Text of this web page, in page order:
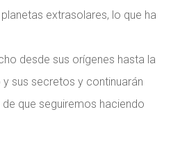
extrasolares, lo que ha
desde sus orígenes hasta la
sus secretos y continuarán
que seguiremos haciendo